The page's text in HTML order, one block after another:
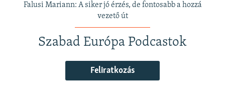
Falusi Mariann: A siker jó érzés, de fontosabb a hozzá
vezető út
Szabad Európa Podcastok
Feliratkozás